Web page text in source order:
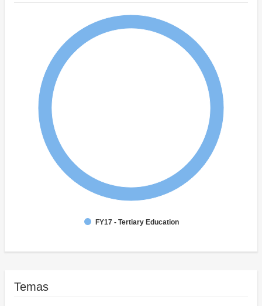
FY17 - Tertiary Education
Temas